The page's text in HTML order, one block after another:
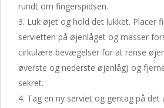
rundt om fingerspidsen.
Luk øjet og hold det lukket. Placer
servietten på øjenlåget og masser
cirkulære bevægelser for at rense
øverste og nederste øjenlåg) og
sekret.
Tag en ny serviet og gentag på det